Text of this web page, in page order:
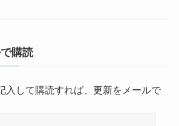
購読
入して購読すれば、更新をメールで